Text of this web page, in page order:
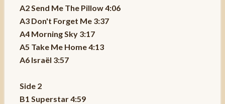
A2 Send Me The Pillow 4:06
A3 Don't Forget Me 3:37
A4 Morning Sky 3:17
A5 Take Me Home 4:13
A6 Israël 3:57
Side 2
B1 Superstar 4:59